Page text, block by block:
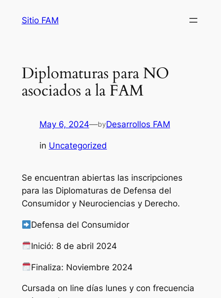
Sitio FAM
Diplomaturas para NO
asociados a la FAM
May 6, 2024—byDesarrollos FAM
in Uncategorized
Se encuentran abiertas las inscripciones
para las Diplomaturas de Defensa del
Consumidor y Neurociencias y Derecho.
Defensa del Consumidor
Inició: 8 de abril 2024
Finaliza: Noviembre 2024
Cursada on line días lunes y con frecuencia